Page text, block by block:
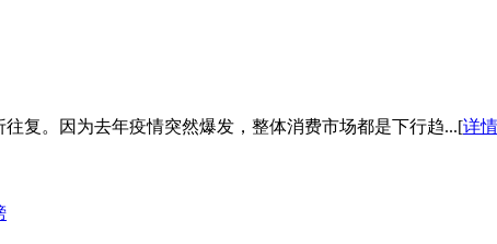
复。因为去年疫情突然爆发，整体消费市场都是下行趋...[详情